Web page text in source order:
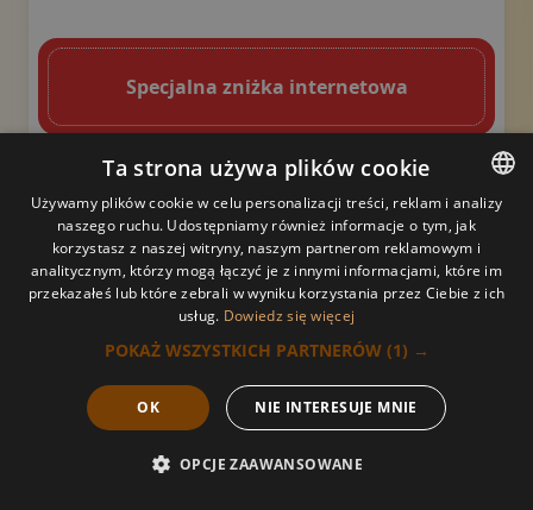
Specjalna zniżka internetowa
1h
180 PLN
160 PLN
POPULARNY
1,5h
260 PLN
230 PLN
2h
320 PLN
290 PLN
Tajski masaż jogiczny
Brązowy, ozdobny element graficzny w kształcie
Złoty ozdobny
Kluczowe korzyści
Rezerwacja
POLISH
POLISH
GERMAN
FRENCH
Ta strona używa plików cookie
Używamy plików cookie w celu personalizacji treści, reklam i analizy
naszego ruchu. Udostępniamy również informacje o tym, jak
korzystasz z naszej witryny, naszym partnerom reklamowym i
analitycznym, którzy mogą łączyć je z innymi informacjami, które im
przekazałeś lub które zebrali w wyniku korzystania przez Ciebie z ich
usług. Dowiedz się więcej
POKAŻ WSZYSTKICH PARTNERÓW (1) →
OK NIE INTERESUJE MNIE
OPCJE ZAAWANSOWANE